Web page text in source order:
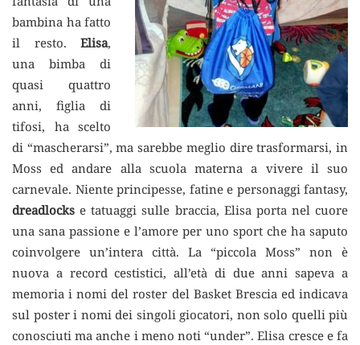
bambina ha fatto
il resto. Elisa,
una bimba di
quasi quattro
anni, figlia di
tifosi, ha scelto
di “mascherarsi”, ma sarebbe meglio dire trasformarsi, in
Moss ed andare alla scuola materna a vivere il suo
carnevale. Niente principesse, fatine e personaggi fantasy,
dreadlocks e tatuaggi sulle braccia, Elisa porta nel cuore
una sana passione e l’amore per uno sport che ha saputo
coinvolgere un’intera città. La “piccola Moss” non è
nuova a record cestistici, all’età di due anni sapeva a
memoria i nomi del roster del Basket Brescia ed indicava
sul poster i nomi dei singoli giocatori, non solo quelli più
conosciuti ma anche i meno noti “under”. Elisa cresce e fa